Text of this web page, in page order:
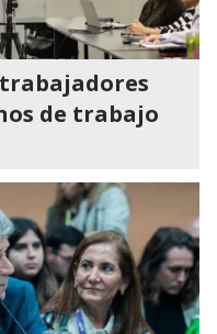
trabajadores
de trabajo